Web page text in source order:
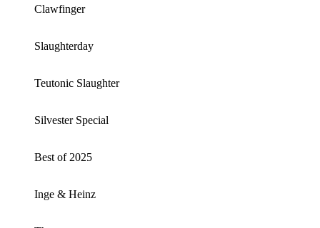
Clawfinger
Slaughterday
Teutonic Slaughter
Silvester Special
Best of 2025
Inge & Heinz